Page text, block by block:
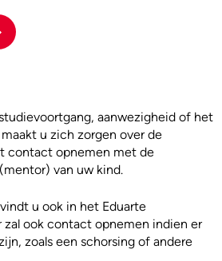
aanwezigheid of het
u zich zorgen over de
contact opnemen met de
van uw kind.
u ook in het Eduarte
zal ook contact opnemen indien er
zoals een schorsing of andere